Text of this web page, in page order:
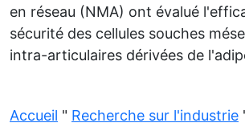
en réseau (NMA) ont évalué
sécurité des cellules souches
intra-articulaires dérivées de
Accueil " Recherche sur l'industrie